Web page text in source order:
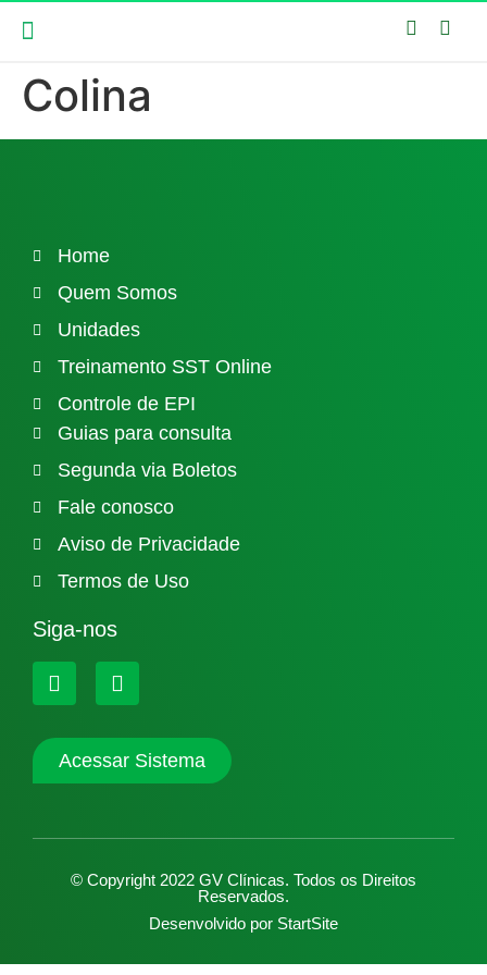
Colina
Home
Quem Somos
Unidades
Treinamento SST Online
Controle de EPI
Guias para consulta
Segunda via Boletos
Fale conosco
Aviso de Privacidade
Termos de Uso
Siga-nos
Acessar Sistema
© Copyright 2022 GV Clínicas. Todos os Direitos
Reservados.
Desenvolvido por StartSite